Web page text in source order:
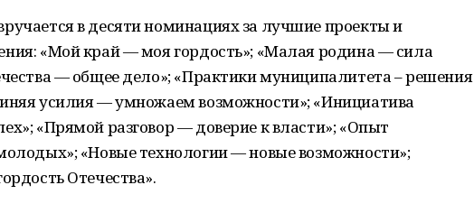
в десяти номинациях за лучшие проекты и
«Мой край — моя гордость»; «Малая родина — сила
— общее дело»; «Практики муниципалитета – решения
усилия — умножаем возможности»; «Инициатива
«Прямой разговор — доверие к власти»; «Опыт
«Новые технологии — новые возможности»;
Отечества».